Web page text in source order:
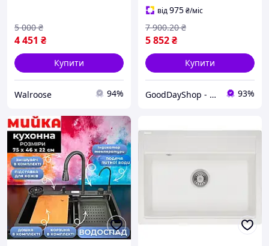
4 451 ₴
5 000 ₴
Купити
Walroose 94%
зручності використання
від975₴/міс
5 852₴
7 900.20 ₴
Купити
GoodDayShop - Онлайн магазин різноманітних товарів 93%